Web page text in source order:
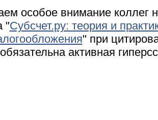
особое внимание коллег
"Субсчет.ру: теория и
" при
активная